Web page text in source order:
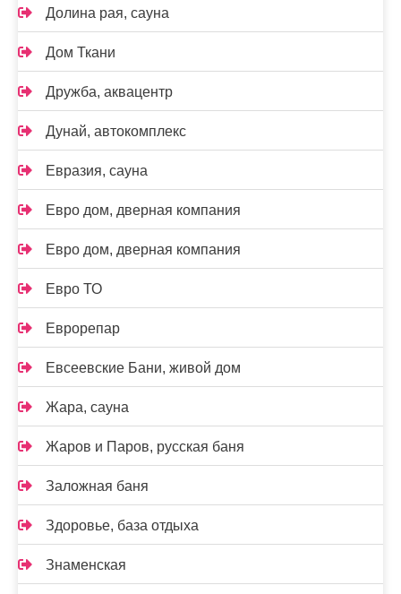
Долина рая, сауна
Дом Ткани
Дружба, аквацентр
Дунай, автокомплекс
Евразия, сауна
Евро дом, дверная компания
Евро дом, дверная компания
Евро ТО
Еврорепар
Евсеевские Бани, живой дом
Жара, сауна
Жаров и Паров, русская баня
Заложная баня
Здоровье, база отдыха
Знаменская